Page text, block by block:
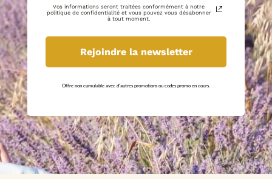
Vos informations seront traitées conformément à notre
politique de confidentialité et vous pouvez vous désabonner
à tout moment.
Rejoindre la newsletter
Offre non cumulable avec d'autres promotions ou codes promo en cours.